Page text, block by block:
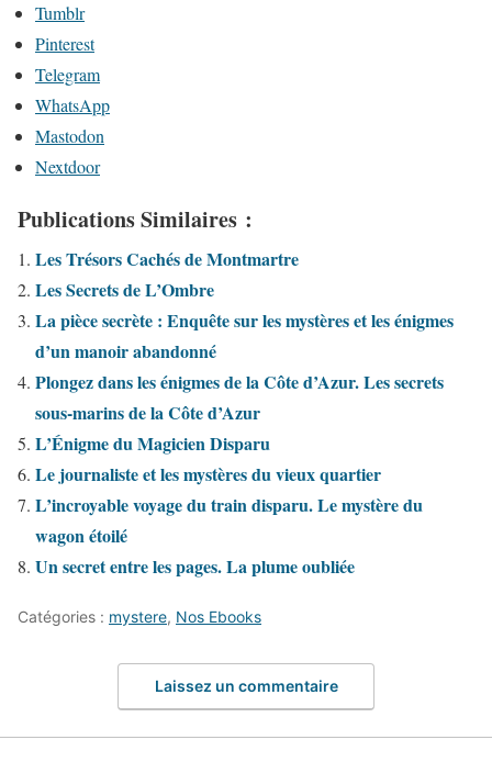
Tumblr
Pinterest
Telegram
WhatsApp
Mastodon
Nextdoor
Publications Similaires :
Les Trésors Cachés de Montmartre
Les Secrets de L’Ombre
La pièce secrète : Enquête sur les mystères et les énigmes
d’un manoir abandonné
Plongez dans les énigmes de la Côte d’Azur. Les secrets
sous-marins de la Côte d’Azur
L’Énigme du Magicien Disparu
Le journaliste et les mystères du vieux quartier
L’incroyable voyage du train disparu. Le mystère du
wagon étoilé
Un secret entre les pages. La plume oubliée
Catégories : mystere, Nos Ebooks
Laissez un commentaire